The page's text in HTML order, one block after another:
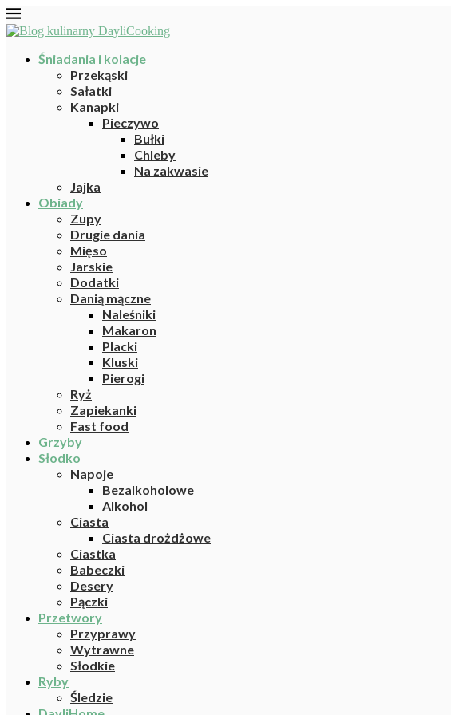
Śniadania i kolacje
Przekąski
Sałatki
Kanapki
Pieczywo
Bułki
Chleby
Na zakwasie
Jajka
Obiady
Zupy
Drugie dania
Mięso
Jarskie
Dodatki
Danią mączne
Naleśniki
Makaron
Placki
Kluski
Pierogi
Ryż
Zapiekanki
Fast food
Grzyby
Słodko
Napoje
Bezalkoholowe
Alkohol
Ciasta
Ciasta drożdżowe
Ciastka
Babeczki
Desery
Pączki
Przetwory
Przyprawy
Wytrawne
Słodkie
Ryby
Śledzie